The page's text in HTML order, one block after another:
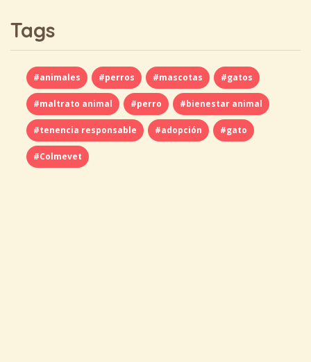
Tags
#animales #perros #mascotas #gatos
#maltrato animal #perro #bienestar animal
#tenencia responsable #adopción #gato
#Colmevet